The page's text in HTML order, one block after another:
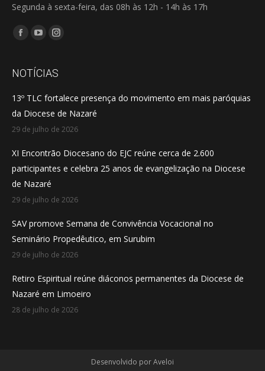
Segunda à sexta-feira, das 08h às 12h - 14h às 17h
Encontre-nos em:
Facebook
opens
new
window
YouTube
opens
new
window
Instagram
opens
new
window
NOTÍCIAS
13º TLC fortalece presença do movimento em mais paróquias
da Diocese de Nazaré
29 de julho de 2026
XI Encontrão Diocesano do EJC reúne cerca de 2.600
participantes e celebra 25 anos de evangelização na Diocese
de Nazaré
29 de julho de 2026
SAV promove Semana de Convivência Vocacional no
Seminário Propedêutico, em Surubim
29 de julho de 2026
Retiro Espiritual reúne diáconos permanentes da Diocese de
Nazaré em Limoeiro
28 de julho de 2026
Desenvolvido porAveloi